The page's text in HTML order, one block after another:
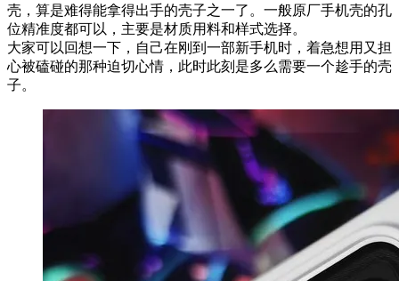
壳，算是难得能拿得出手的壳子之一了。一般原厂手机壳的孔
位精准度都可以，主要是材质用料和样式选择。
大家可以回想一下，自己在刚到一部新手机时，着急想用又担
心被磕碰的那种迫切心情，此时此刻是多么需要一个趁手的壳
子。